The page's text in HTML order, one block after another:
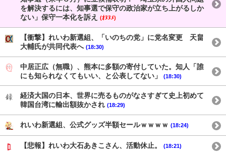
を解決するには、知事選で保守の政治家が立ち上がるしか
ない」保守一本化を訴え
(ｵﾇﾇﾒ)
【衝撃】れいわ新選組、「いのちの党」に党名変更 天畠
大輔氏が共同代表へ (18:30)
中居正広（無職）、熊本に多額の寄付していた。知人「誰
にも知られなくてもいい、と公表してない」
(18:30)
経済大国の日本、世界に売るものがなさすぎて史上初めて
韓国台湾に輸出額抜かされ (18:29)
れいわ新選組、公式グッズ半額セールｗｗｗｗ (18:24)
【悲報】れいわ大石あきこさん、活動休止。 (18:21)